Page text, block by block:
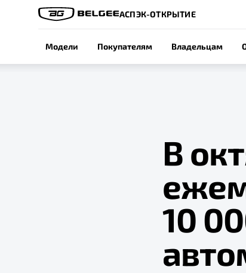
АСПЭК-ОТКРЫТИЕ
Модели Покупателям Владельцам
В
10